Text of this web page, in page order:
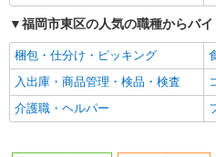
福岡市東区の人気の職種からバ
梱包・仕分け・ピッキング
入出庫・商品管理・検品・検査
介護職・ヘルパー